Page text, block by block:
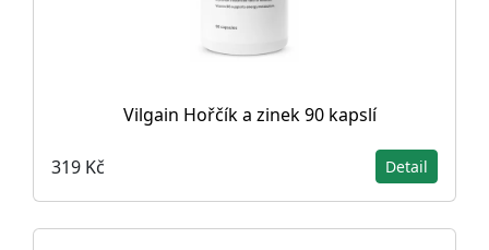
Vilgain Hořčík a zinek 90 kapslí
319 Kč Detail